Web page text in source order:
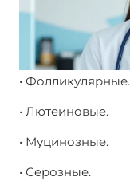
• Фолликулярные.
• Лютеиновые.
• Муцинозные.
• Серозные.